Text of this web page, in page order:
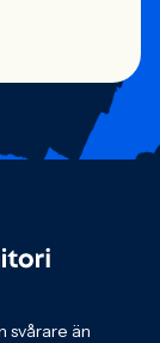
svårare än